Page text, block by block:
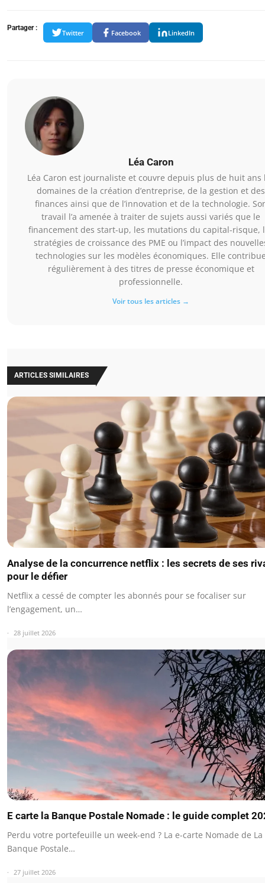
Partager :
Twitter Facebook LinkedIn
Léa Caron
Léa Caron est journaliste et couvre depuis plus de huit ans
domaines de la création d’entreprise, de la gestion et des
finances ainsi que de l’innovation et de la technologie.
travail l’a amenée à traiter de sujets aussi variés que le
financement des start-up, les mutations du capital-risque,
stratégies de croissance des PME ou l’impact des
technologies sur les modèles économiques. Elle
régulièrement à des titres de presse économique et
professionnelle.
Voir tous les articles →
ARTICLES SIMILAIRES
Analyse de la concurrence netflix : les secrets de ses
pour le défier
Netflix a cessé de compter les abonnés pour se focaliser sur
l’engagement, un…
28 juillet 2026
E carte la Banque Postale Nomade : le guide complet
Perdu votre portefeuille un week-end ? La e-carte Nomade de La
Banque Postale…
27 juillet 2026